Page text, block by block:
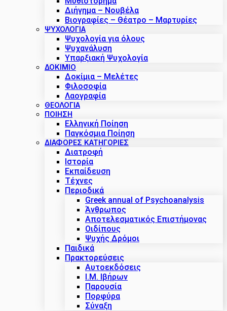
Διήγημα – Νουβέλα
Βιογραφίες – Θέατρο – Μαρτυρίες
ΨΥΧΟΛΟΓΙΑ
Ψυχολογία για όλους
Ψυχανάλυση
Υπαρξιακή Ψυχολογία
ΔΟΚΊΜΙΟ
Δοκίμια – Μελέτες
Φιλοσοφία
Λαογραφία
ΘΕΟΛΟΓΙΑ
ΠΟΙΗΣΗ
Ελληνική Ποίηση
Παγκόσμια Ποίηση
ΔΙΑΦΟΡΕΣ ΚΑΤΗΓΟΡΙΕΣ
Διατροφή
Ιστορία
Εκπαίδευση
Τέχνες
Περιοδικά
Greek annual of Psychoanalysis
Άνθρωπος
Αποτελεσματικός Επιστήμονας
Οιδίπους
Ψυχής Δρόμοι
Παιδικά
Πρακτoρεύσεις
Αυτοεκδόσεις
Ι.Μ. Ιβήρων
Παρουσία
Πορφύρα
Σύναξη